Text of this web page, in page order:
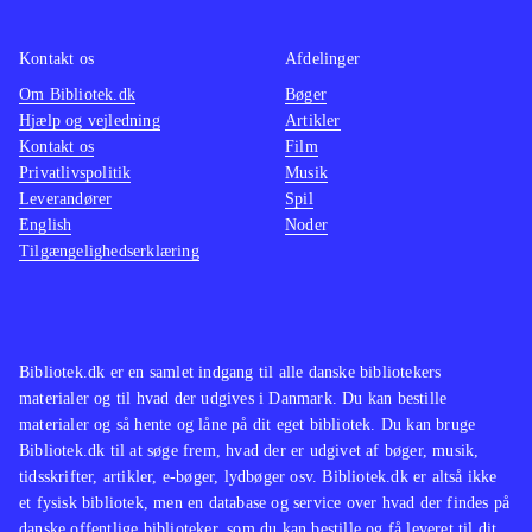
velkendte Singstar koncept. Men
netop det velkendte sangrepertoire vil
nok gøre det populært i de danske
stuer på tværs af aldersgrupper
Singstar konceptet er trods mange år
på bagen og begrænset udvikling af
gameplay siden fremkomsten stadig
med en sangstjerne i maven.
Bibliotek.dk er en samlet indgang til alle danske bibliotekers
materialer og til hvad der udgives i Danmark. Du kan bestille
materialer og så hente og låne på dit eget bibliotek. Du kan bruge
Bibliotek.dk til at søge frem, hvad der er udgivet af bøger, musik,
tidsskrifter, artikler, e-bøger, lydbøger osv. Bibliotek.dk er altså ikke
et fysisk bibliotek, men en database og service over hvad der findes på
Kontakt os
Om Bibliotek.dk
Hjælp og vejledning
Kontakt os
Privatlivspolitik
Leverandører
English
Tilgængelighedserklæring
Afdelinger
Bøger
Artikler
Film
Musik
Spil
Noder